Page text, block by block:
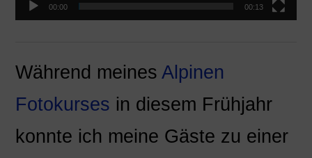
00:00 00:13
Während meines Alpinen
Fotokurses in diesem Frühjahr
konnte ich meine Gäste zu einer